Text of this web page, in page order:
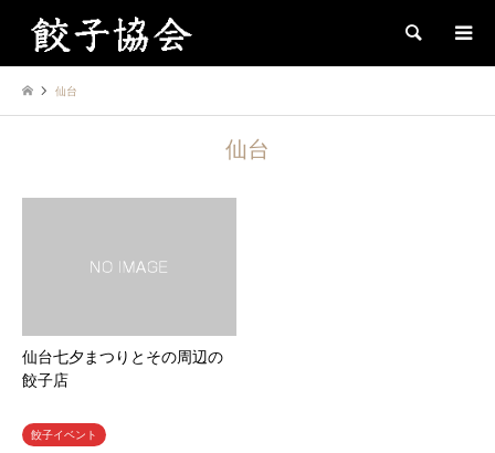
Search
仙台
仙台
仙台七夕まつりとその周辺の
餃子店
餃子イベント